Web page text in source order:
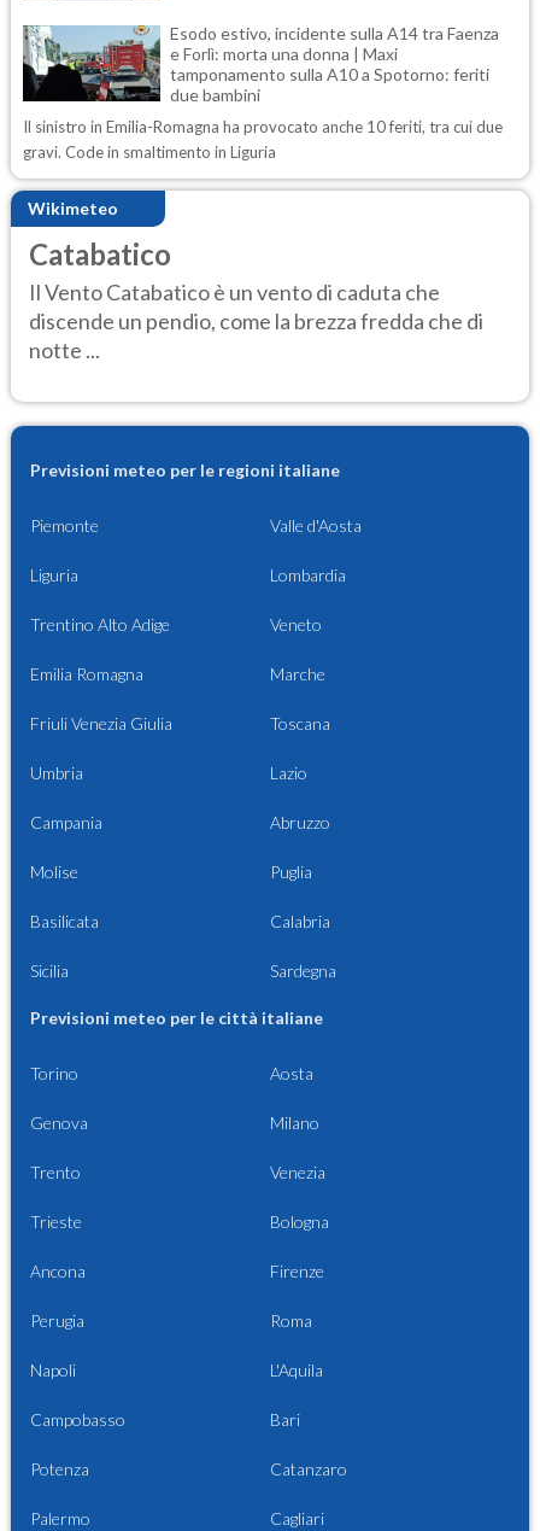
Esodo estivo, incidente sulla A14 tra Faenza
e Forlì: morta una donna | Maxi
tamponamento sulla A10 a Spotorno: feriti
due bambini
Il sinistro in Emilia-Romagna ha provocato anche 10 feriti, tra cui due
gravi. Code in smaltimento in Liguria
Wikimeteo
Catabatico
Il Vento Catabatico è un vento di caduta che
discende un pendio, come la brezza fredda che di
notte ...
Previsioni meteo per le regioni italiane
Piemonte Valle d'Aosta
Liguria Lombardia
Trentino Alto Adige Veneto
Emilia Romagna Marche
Friuli Venezia Giulia Toscana
Umbria Lazio
Campania Abruzzo
Molise Puglia
Basilicata Calabria
Sicilia Sardegna
Previsioni meteo per le città italiane
Torino Aosta
Genova Milano
Trento Venezia
Trieste Bologna
Ancona Firenze
Perugia Roma
Napoli L'Aquila
Campobasso Bari
Potenza Catanzaro
Palermo Cagliari